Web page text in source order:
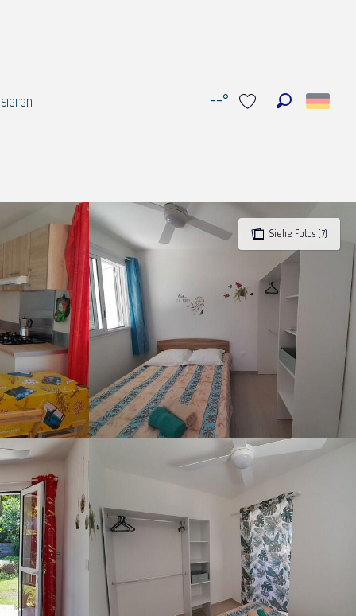
--°
Siehe Fotos (7)